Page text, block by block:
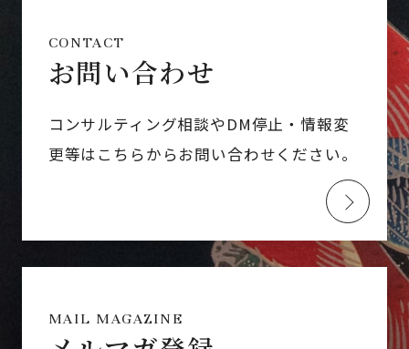
CONTACT
お問い合わせ
コンサルティング相談やDM停止・情報変
更等はこちらからお問い合わせください。
MAIL MAGAZINE